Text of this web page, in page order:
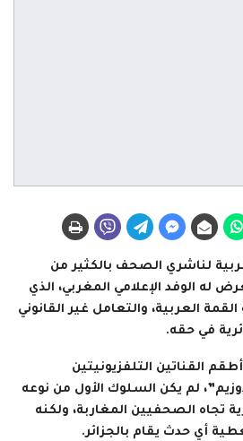
لناشري الصحف بالكثير من
له الوفد الإعلامي المغربي، الذي
العربية، والتعامل غير القانوني
في حقه.
القناتين التلفزيونيتين
لم يكن السلوك الأول من نوعه
تجاه الصحفيين المغاربة، ولكنه
أي حدث يقام بالجزائر.